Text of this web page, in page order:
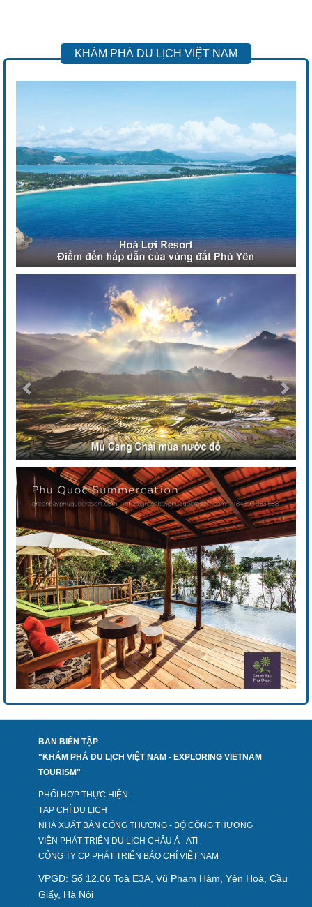
KHÁM PHÁ DU LỊCH VIỆT NAM
BAN BIÊN TẬP
"KHÁM PHÁ DU LỊCH VIỆT NAM - EXPLORING VIETNAM
TOURISM"
PHỐI HỢP THỰC HIỆN:
TẠP CHÍ DU LỊCH
NHÀ XUẤT BẢN CÔNG THƯƠNG - BỘ CÔNG THƯƠNG
VIỆN PHÁT TRIỂN DU LỊCH CHÂU Á - ATI
CÔNG TY CP PHÁT TRIỂN BÁO CHÍ VIỆT NAM
VPGD: Số 12.06 Toà E3A, Vũ Phạm Hàm, Yên Hoà, Cầu
Giấy, Hà Nội